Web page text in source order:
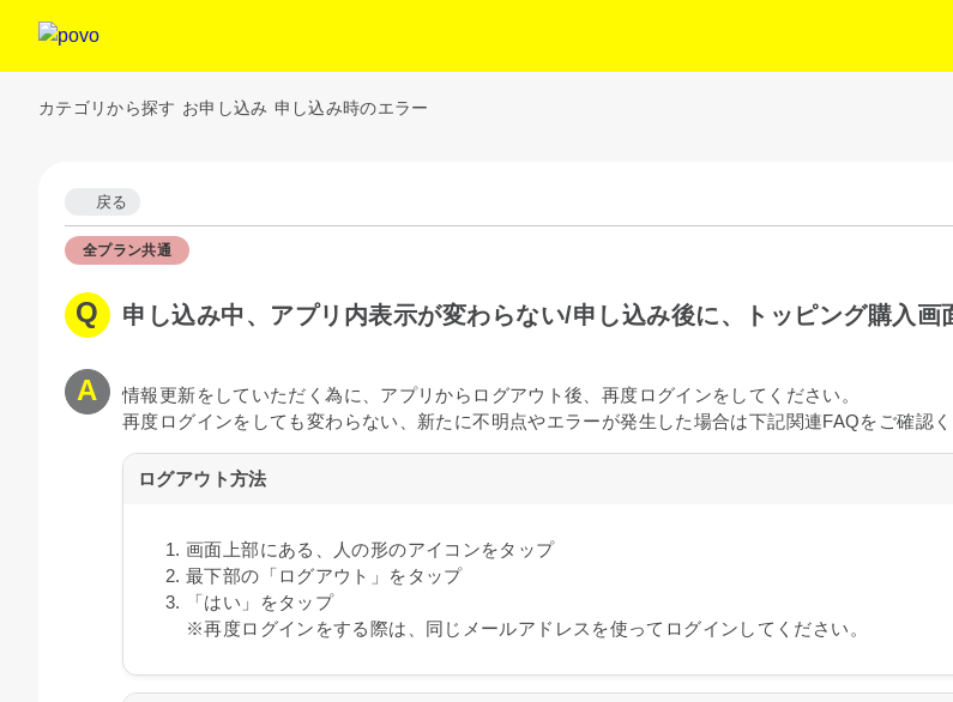
カテゴリから探す お申し込み 申し込み時のエラー
戻る
全プラン共通
申し込み中、アプリ内表示が変わらない/申し込み後に、トッピング購入画
情報更新をしていただく為に、アプリからログアウト後、再度ログインをしてください。
再度ログインをしても変わらない、新たに不明点やエラーが発生した場合は下記関連FAQをご確認く
ログアウト方法
画面上部にある、人の形のアイコンをタップ
最下部の「ログアウト」をタップ
「はい」をタップ
※再度ログインをする際は、同じメールアドレスを使ってログインしてください。